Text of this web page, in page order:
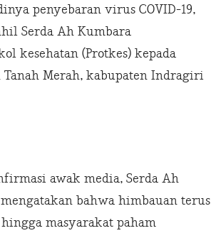
penyebaran virus COVID-19,
Serda Ah Kumbara
kesehatan (Protkes) kepada
Merah, kabupaten Indragiri
awak media, Serda Ah
bahwa himbauan terus
masyarakat paham